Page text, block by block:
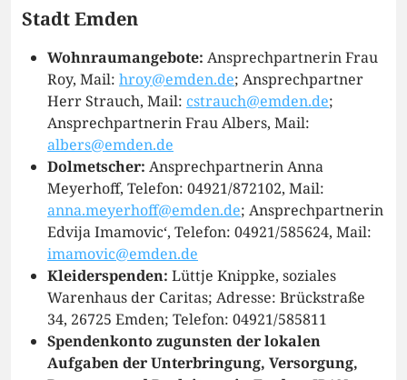
Stadt Emden
Wohnraumangebote: Ansprechpartnerin Frau
Roy, Mail: hroy@emden.de; Ansprechpartner
Herr Strauch, Mail: cstrauch@emden.de;
Ansprechpartnerin Frau Albers, Mail:
albers@emden.de
Dolmetscher: Ansprechpartnerin Anna
Meyerhoff, Telefon: 04921/872102, Mail:
anna.meyerhoff@emden.de; Ansprechpartnerin
Edvija Imamovic‘, Telefon: 04921/585624, Mail:
imamovic@emden.de
Kleiderspenden: Lüttje Knippke, soziales
Warenhaus der Caritas; Adresse: Brückstraße
34, 26725 Emden; Telefon: 04921/585811
Spendenkonto zugunsten der lokalen
Aufgaben der Unterbringung, Versorgung,